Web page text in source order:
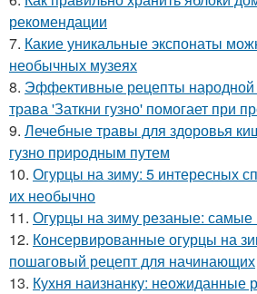
рекомендации
7. Какие уникальные экспонаты
необычных музеях
8. Эффективные рецепты
трава 'Заткни гузно' помогает при
9. Лечебные травы для здоровья
гузно природным путем
10. Огурцы на зиму: 5 интересных
их необычно
11. Огурцы на зиму резаные: самые
12. Консервированные огурцы на
пошаговый рецепт для начинающих
13. Кухня наизнанку: неожиданные